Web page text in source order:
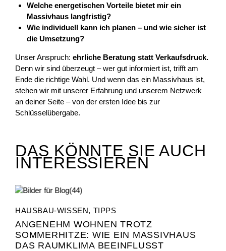
Welche energetischen Vorteile bietet mir ein
Massivhaus langfristig?
Wie individuell kann ich planen – und wie sicher ist
die Umsetzung?
Unser Anspruch: ehrliche Beratung statt Verkaufsdruck.
Denn wir sind überzeugt – wer gut informiert ist, trifft am
Ende die richtige Wahl. Und wenn das ein Massivhaus ist,
stehen wir mit unserer Erfahrung und unserem Netzwerk
an deiner Seite – von der ersten Idee bis zur
Schlüsselübergabe.
DAS KÖNNTE SIE AUCH
INTERESSIEREN
HAUSBAU-WISSEN, TIPPS
ANGENEHM WOHNEN TROTZ
SOMMERHITZE: WIE EIN MASSIVHAUS
DAS RAUMKLIMA BEEINFLUSST